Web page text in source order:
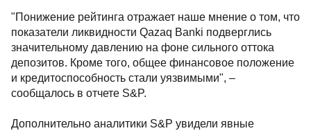
"Понижение рейтинга отражает наше мнение о том, что
показатели ликвидности Qazaq Banki подверглись
значительному давлению на фоне сильного оттока
депозитов. Кроме того, общее финансовое положение
и кредитоспособность стали уязвимыми", –
сообщалось в отчете S&P.
Дополнительно аналитики S&P увидели явные